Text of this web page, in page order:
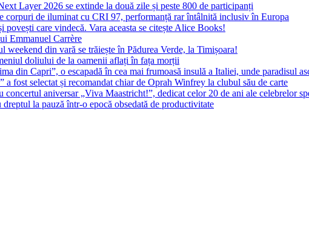
Layer 2026 se extinde la două zile și peste 800 de participanți
corpuri de iluminat cu CRI 97, performanță rar întâlnită inclusiv în Europa
care vindecă. Vara aceasta se citește Alice Books!
Emmanuel Carrère
din vară se trăiește în Pădurea Verde, la Timișoara!
doliului de la oamenii aflați în fața morții
din Capri”, o escapadă în cea mai frumoasă insulă a Italiei, unde paradisul
a fost selectat și recomandat chiar de Oprah Winfrey la clubul său de carte
aniversar „Viva Maastricht!”, dedicat celor 20 de ani ale celebrelor
la pauză într-o epocă obsedată de productivitate